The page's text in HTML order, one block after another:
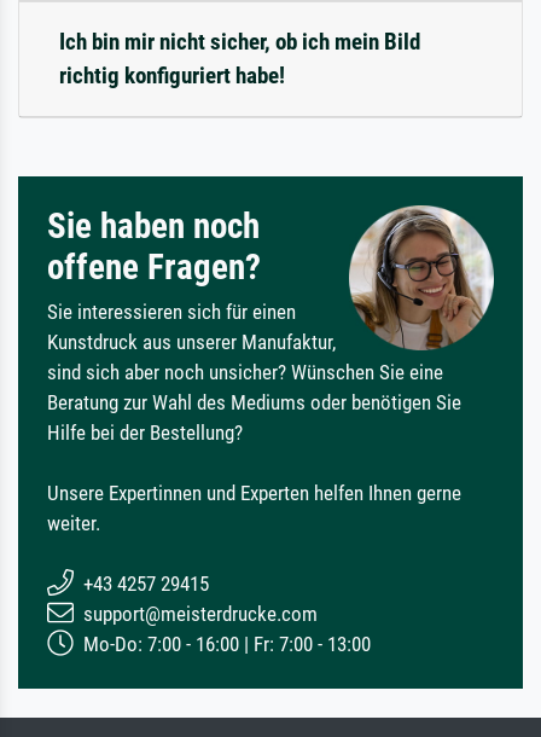
Ich bin mir nicht sicher, ob ich mein Bild
richtig konfiguriert habe!
Sie haben noch
offene Fragen?
Sie interessieren sich für einen
Kunstdruck aus unserer Manufaktur,
sind sich aber noch unsicher? Wünschen Sie eine
Beratung zur Wahl des Mediums oder benötigen Sie
Hilfe bei der Bestellung?
Unsere Expertinnen und Experten helfen Ihnen gerne
weiter.
+43 4257 29415
support@meisterdrucke.com
Mo-Do: 7:00 - 16:00 | Fr: 7:00 - 13:00